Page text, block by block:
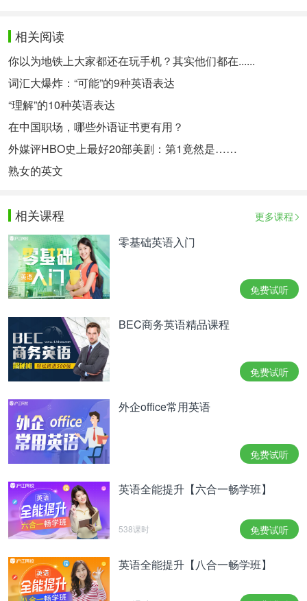
相关阅读
你以为地铁上大家都还在玩手机？其实他们都在......
词汇大爆炸：“可能”的9种英语表达
“理解”的10种英语表达
在中国职场，哪些外语证书更有用？
外媒评HBO史上最好20部美剧：第1竟然是……
熟女的英文
相关课程 更多课程
零基础英语入门
免费试听
BEC商务英语精品课程
免费试听
外企office常用英语
免费试听
英语全能提升【六合一畅学班】
538课时 免费试听
英语全能提升【八合一畅学班】